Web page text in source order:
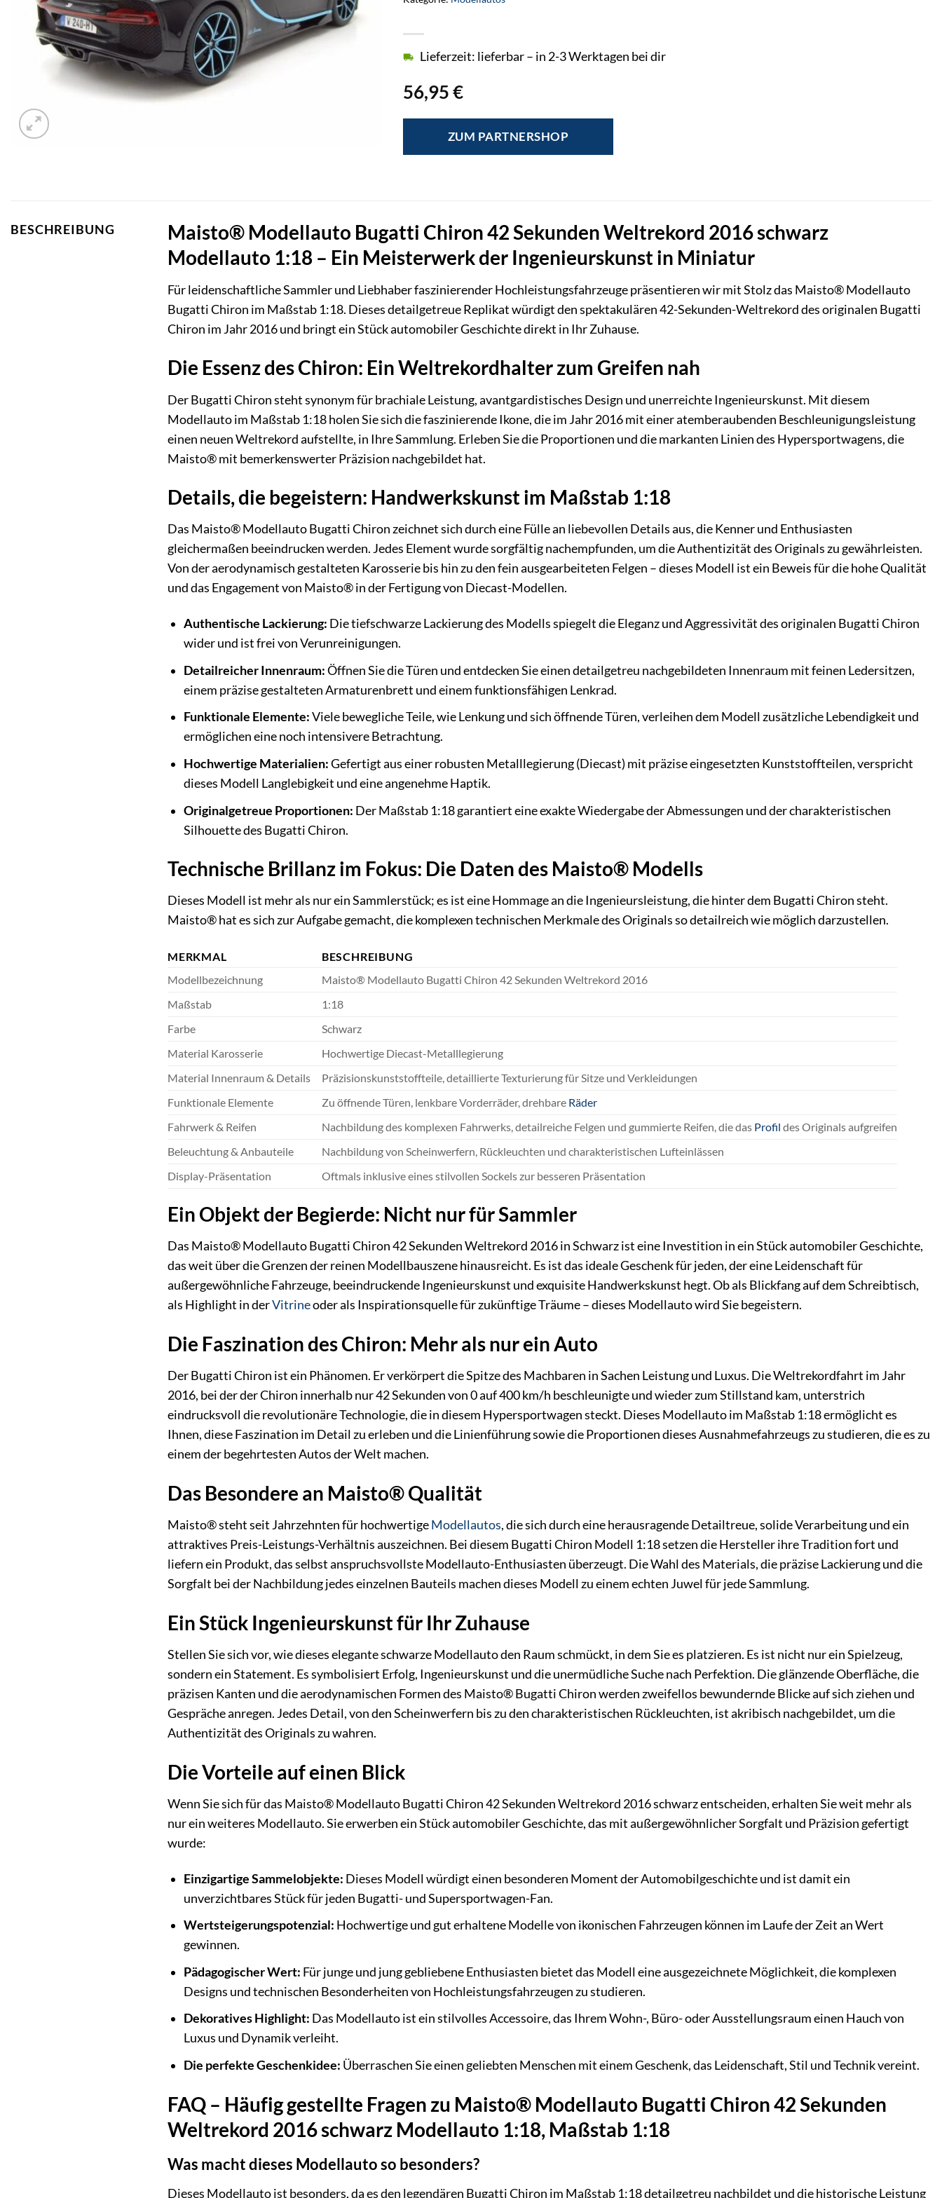
56,95€
Lieferzeit: lieferbar – in 2-3 Werktagen bei dir
ZUM PARTNERSHOP
BESCHREIBUNG
Maisto® Modellauto Bugatti Chiron 42 Sekunden Weltrekord 2016 schwarz
Modellauto 1:18 – Ein Meisterwerk der Ingenieurskunst in Miniatur
Für leidenschaftliche Sammler und Liebhaber faszinierender Hochleistungsfahrzeuge präsentieren wir mit Stolz das Maisto® Modellauto
Bugatti Chiron im Maßstab 1:18. Dieses detailgetreue Replikat würdigt den spektakulären 42-Sekunden-Weltrekord des originalen Bugatti
Chiron im Jahr 2016 und bringt ein Stück automobiler Geschichte direkt in Ihr Zuhause.
Die Essenz des Chiron: Ein Weltrekordhalter zum Greifen nah
Der Bugatti Chiron steht synonym für brachiale Leistung, avantgardistisches Design und unerreichte Ingenieurskunst. Mit diesem
Modellauto im Maßstab 1:18 holen Sie sich die faszinierende Ikone, die im Jahr 2016 mit einer atemberaubenden Beschleunigungsleistung
einen neuen Weltrekord aufstellte, in Ihre Sammlung. Erleben Sie die Proportionen und die markanten Linien des Hypersportwagens, die
Maisto® mit bemerkenswerter Präzision nachgebildet hat.
Details, die begeistern: Handwerkskunst im Maßstab 1:18
Das Maisto® Modellauto Bugatti Chiron zeichnet sich durch eine Fülle an liebevollen Details aus, die Kenner und Enthusiasten
gleichermaßen beeindrucken werden. Jedes Element wurde sorgfältig nachempfunden, um die Authentizität des Originals zu gewährleisten.
Von der aerodynamisch gestalteten Karosserie bis hin zu den fein ausgearbeiteten Felgen – dieses Modell ist ein Beweis für die hohe Qualität
und das Engagement von Maisto® in der Fertigung von Diecast-Modellen.
Authentische Lackierung: Die tiefschwarze Lackierung des Modells spiegelt die Eleganz und Aggressivität des originalen Bugatti Chiron
wider und ist frei von Verunreinigungen.
Detailreicher Innenraum:Öffnen Sie die Türen und entdecken Sie einen detailgetreu nachgebildeten Innenraum mit feinen Ledersitzen,
einem präzise gestalteten Armaturenbrett und einem funktionsfähigen Lenkrad.
Funktionale Elemente:Viele bewegliche Teile, wie Lenkung und sich öffnende Türen, verleihen dem Modell zusätzliche Lebendigkeit und
ermöglichen eine noch intensivere Betrachtung.
Hochwertige Materialien:Gefertigt aus einer robusten Metalllegierung (Diecast) mit präzise eingesetzten Kunststoffteilen, verspricht
dieses Modell Langlebigkeit und eine angenehme Haptik.
Originalgetreue Proportionen: Der Maßstab 1:18 garantiert eine exakte Wiedergabe der Abmessungen und der charakteristischen
Silhouette des Bugatti Chiron.
Technische Brillanz im Fokus: Die Daten des Maisto® Modells
Dieses Modell ist mehr als nur ein Sammlerstück; es ist eine Hommage an die Ingenieursleistung, die hinter dem Bugatti Chiron steht.
Maisto® hat es sich zur Aufgabe gemacht, die komplexen technischen Merkmale des Originals so detailreich wie möglich darzustellen.
MERKMAL
BESCHREIBUNG
Modellbezeichnung
Maisto® Modellauto Bugatti Chiron 42 Sekunden Weltrekord 2016
Maßstab
1:18
Farbe
Schwarz
Material Karosserie
Hochwertige Diecast-Metalllegierung
Material Innenraum & Details
Präzisionskunststoffteile, detaillierte Texturierung für Sitze und Verkleidungen
Funktionale Elemente
Zu öffnende Türen, lenkbare Vorderräder, drehbare Räder
Fahrwerk & Reifen
Nachbildung des komplexen Fahrwerks, detailreiche Felgen und gummierte Reifen, die das Profil des Originals aufgreifen
Beleuchtung & Anbauteile
Nachbildung von Scheinwerfern, Rückleuchten und charakteristischen Lufteinlässen
Display-Präsentation
Oftmals inklusive eines stilvollen Sockels zur besseren Präsentation
Ein Objekt der Begierde: Nicht nur für Sammler
Das Maisto® Modellauto Bugatti Chiron 42 Sekunden Weltrekord 2016 in Schwarz ist eine Investition in ein Stück automobiler Geschichte,
das weit über die Grenzen der reinen Modellbauszene hinausreicht. Es ist das ideale Geschenk für jeden, der eine Leidenschaft für
außergewöhnliche Fahrzeuge, beeindruckende Ingenieurskunst und exquisite Handwerkskunst hegt. Ob als Blickfang auf dem Schreibtisch,
als Highlight in derVitrineoder als Inspirationsquelle für zukünftige Träume – dieses Modellauto wird Sie begeistern.
Die Faszination des Chiron: Mehr als nur ein Auto
Der Bugatti Chiron ist ein Phänomen. Er verkörpert die Spitze des Machbaren in Sachen Leistung und Luxus. Die Weltrekordfahrt im Jahr
2016, bei der der Chiron innerhalb nur 42 Sekunden von 0 auf 400 km/h beschleunigte und wieder zum Stillstand kam, unterstrich
eindrucksvoll die revolutionäre Technologie, die in diesem Hypersportwagen steckt. Dieses Modellauto im Maßstab 1:18 ermöglicht es
Ihnen, diese Faszination im Detail zu erleben und die Linienführung sowie die Proportionen dieses Ausnahmefahrzeugs zu studieren, die es zu
einem der begehrtesten Autos der Welt machen.
Das Besondere an Maisto® Qualität
Maisto® steht seit Jahrzehnten für hochwertigeModellautos, die sich durch eine herausragende Detailtreue, solide Verarbeitung und ein
attraktives Preis-Leistungs-Verhältnis auszeichnen. Bei diesem Bugatti Chiron Modell 1:18 setzen die Hersteller ihre Tradition fort und
liefern ein Produkt, das selbst anspruchsvollste Modellauto-Enthusiasten überzeugt. Die Wahl des Materials, die präzise Lackierung und die
Sorgfalt bei der Nachbildung jedes einzelnen Bauteils machen dieses Modell zu einem echten Juwel für jede Sammlung.
Ein Stück Ingenieurskunst für Ihr Zuhause
Stellen Sie sich vor, wie dieses elegante schwarze Modellauto den Raum schmückt, in dem Sie es platzieren. Es ist nicht nur ein Spielzeug,
sondern ein Statement. Es symbolisiert Erfolg, Ingenieurskunst und die unermüdliche Suche nach Perfektion. Die glänzende Oberfläche, die
präzisen Kanten und die aerodynamischen Formen des Maisto® Bugatti Chiron werden zweifellos bewundernde Blicke auf sich ziehen und
Gespräche anregen. Jedes Detail, von den Scheinwerfern bis zu den charakteristischen Rückleuchten, ist akribisch nachgebildet, um die
Authentizität des Originals zu wahren.
Die Vorteile auf einen Blick
Wenn Sie sich für das Maisto® Modellauto Bugatti Chiron 42 Sekunden Weltrekord 2016 schwarz entscheiden, erhalten Sie weit mehr als
nur ein weiteres Modellauto. Sie erwerben ein Stück automobiler Geschichte, das mit außergewöhnlicher Sorgfalt und Präzision gefertigt
wurde:
Einzigartige Sammelobjekte: Dieses Modell würdigt einen besonderen Moment der Automobilgeschichte und ist damit ein
unverzichtbares Stück für jeden Bugatti- und Supersportwagen-Fan.
Wertsteigerungspotenzial: Hochwertige und gut erhaltene Modelle von ikonischen Fahrzeugen können im Laufe der Zeit an Wert
gewinnen.
Pädagogischer Wert: Für junge und jung gebliebene Enthusiasten bietet das Modell eine ausgezeichnete Möglichkeit, die komplexen
Designs und technischen Besonderheiten von Hochleistungsfahrzeugen zu studieren.
Dekoratives Highlight: Das Modellauto ist ein stilvolles Accessoire, das Ihrem Wohn-, Büro- oder Ausstellungsraum einen Hauch von
Luxus und Dynamik verleiht.
Die perfekte Geschenkidee: Überraschen Sie einen geliebten Menschen mit einem Geschenk, das Leidenschaft, Stil und Technik vereint.
FAQ – Häufig gestellte Fragen zu Maisto® Modellauto Bugatti Chiron 42 Sekunden
Weltrekord 2016 schwarz Modellauto 1:18, Maßstab 1:18
Was macht dieses Modellauto so besonders?
Dieses Modellauto ist besonders, da es den legendären Bugatti Chiron im Maßstab 1:18 detailgetreu nachbildet und die historische Leistung